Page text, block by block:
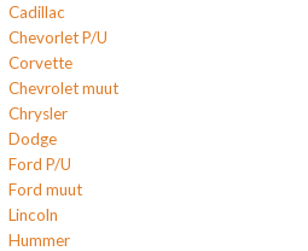
Cadillac
Chevorlet P/U
Corvette
Chevrolet muut
Chrysler
Dodge
Ford P/U
Ford muut
Lincoln
Hummer